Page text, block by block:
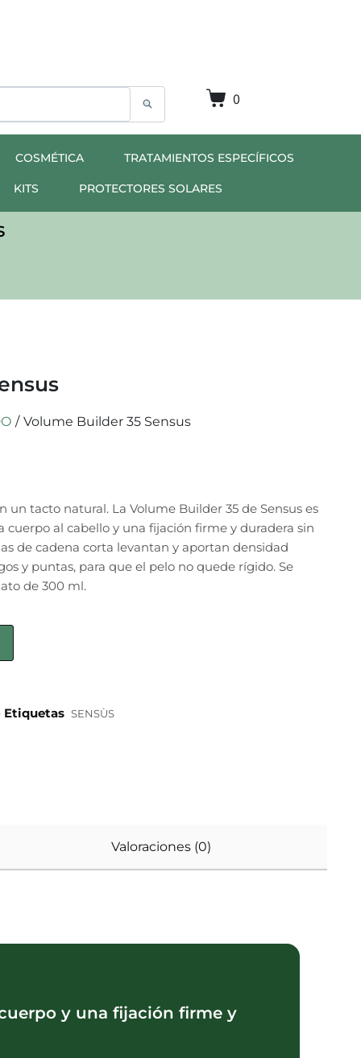
0
COSMÉTICA TRATAMIENTOS ESPECÍFICOS
KITS PROTECTORES SOLARES
/ Volume Builder 35 Sensus
un tacto natural. La Volume Builder 35 de Sensus es
al cabello y una fijación firme y duradera sin
de cadena corta levantan y aportan densidad
y puntas, para que el pelo no quede rígido. Se
de 300 ml.
Etiquetas SENSÙS
Valoraciones (0)
y una fijación firme y